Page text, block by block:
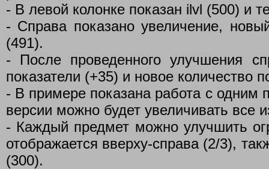
- В левой колонке показан ilvl (500) и
- Справа показано увеличение,
(491).
- После проведенного улучшения
показатели (+35) и новое количество
- В примере показана работа с одним
версии можно будет увеличивать все
- Каждый предмет можно улучшить
отображается вверху-справа (2/3),
(300).